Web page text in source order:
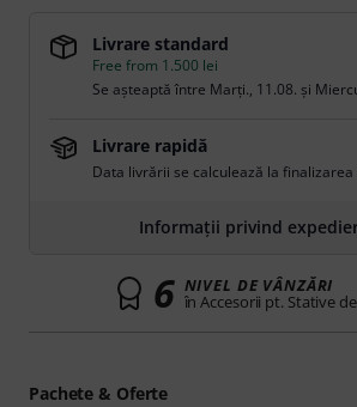
Livrare standard
Free from 1.500 lei
Se așteaptă între Marți., 11.08. și
Livrare rapidă
Data livrării se calculează la finalizarea
Informații privind
6 NIVEL DE VÂNZĂRI
în Accesorii pt. Stative
Pachete & Oferte